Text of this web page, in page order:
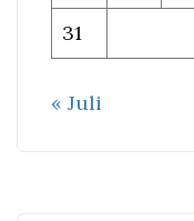
31
« Juli